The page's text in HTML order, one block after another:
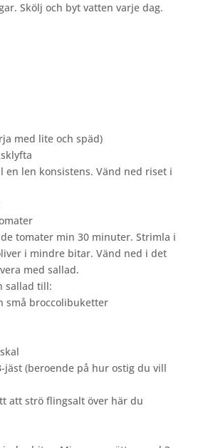
Skölj och byt vatten varje dag.
med lite och späd)
en len konsistens. Vänd ned riset i
tomater min 30 minuter. Strimla i
i mindre bitar. Vänd ned i det
med sallad.
sallad till:
små broccolibuketter
jäst (beroende på hur ostig du vill
att strö flingsalt över här du